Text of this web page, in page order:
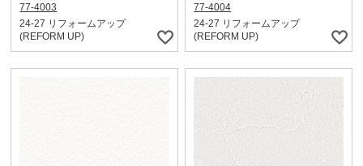
77-4003
24-27 リフォームアップ
(REFORM UP)
77-4004
24-27 リフォームアップ
(REFORM UP)